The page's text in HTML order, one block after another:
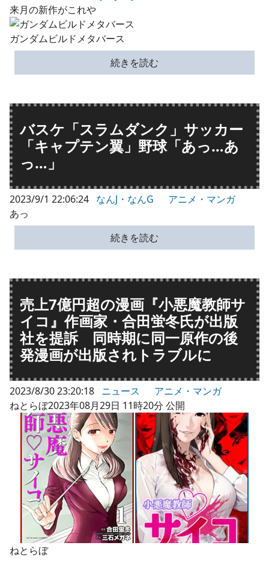
来月の新作がこれや
ガンダムビルドメタバース
続きを読む
バスケ「スラムダンク」サッカー
「キャプテン翼」野球「あっ…あ
っ…」
2023/9/1 22:06:24 なんJ・なんG
アニメ・マンガ
あっ
続きを読む
売上7億円超の漫画『小悪魔教師サ
イコ』作画家・合田蛍冬氏が出版
社を提訴 同時期に同一原作の後
発漫画が出版されトラブルに
2023/8/30 23:20:18 ニュース
アニメ・マンガ
ねとらぼ2023年08月29日 11時20分 公開
ねとらぼ